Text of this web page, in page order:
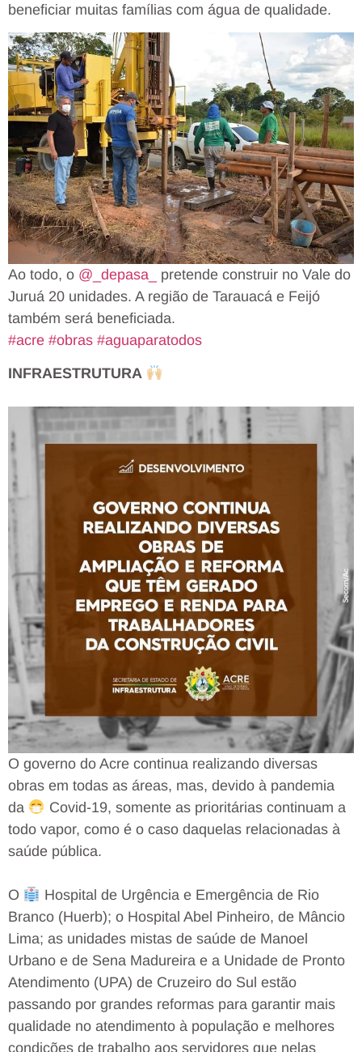
beneficiar muitas famílias com água de qualidade.
Ao todo, o @_depasa_
pretende construir no Vale do
Juruá 20 unidades. A região de Tarauacá e Feijó
também será beneficiada.
#acre #obras #aguaparatodos
INFRAESTRUTURA
O governo do Acre continua realizando diversas
obras em todas as áreas, mas, devido à pandemia
da
Covid-19, somente as prioritárias continuam a
todo vapor, como é o caso daquelas relacionadas à
saúde pública.⠀
O
Hospital de Urgência e Emergência de Rio
Branco (Huerb); o Hospital Abel Pinheiro, de Mâncio
Lima; as unidades mistas de saúde de Manoel
Urbano e de Sena Madureira e a Unidade de Pronto
Atendimento (UPA) de Cruzeiro do Sul estão
passando por grandes reformas para garantir mais
qualidade no atendimento à população e melhores
condições de trabalho aos servidores que nelas